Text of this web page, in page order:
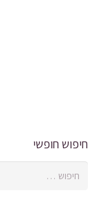
חיפוש חופשי